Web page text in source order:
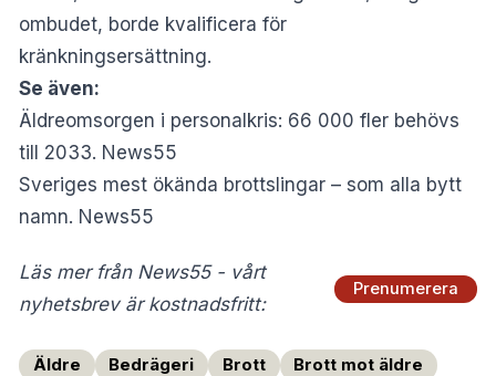
ombudet, borde kvalificera för
kränkningsersättning.
Se även:
Äldreomsorgen i personalkris: 66 000 fler behövs
till 2033. News55
Sveriges mest ökända brottslingar – som alla bytt
namn. News55
Läs mer från News55 - vårt
nyhetsbrev är kostnadsfritt:
Prenumerera
Äldre Bedrägeri Brott
Brott mot äldre